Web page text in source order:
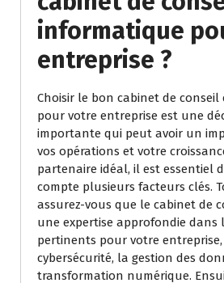
informatique
entreprise ?
Choisir le bon cabinet de
pour votre entreprise est une
importante qui peut avoir un
vos opérations et votre
partenaire idéal, il est essentiel
compte plusieurs facteurs clés.
assurez-vous que le cabinet de
une expertise approfondie dans
pertinents pour votre
cybersécurité, la gestion des
transformation numérique.